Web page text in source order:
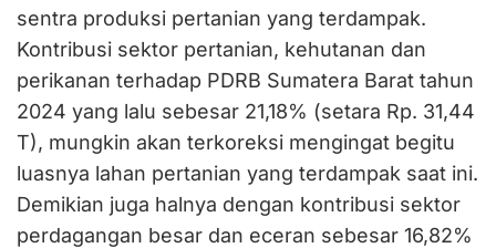
sentra produksi pertanian yang terdampak.
Kontribusi sektor pertanian, kehutanan dan
perikanan terhadap PDRB Sumatera Barat tahun
2024 yang lalu sebesar 21,18% (setara Rp. 31,44
T), mungkin akan terkoreksi mengingat begitu
luasnya lahan pertanian yang terdampak saat ini.
Demikian juga halnya dengan kontribusi sektor
perdagangan besar dan eceran sebesar 16,82%